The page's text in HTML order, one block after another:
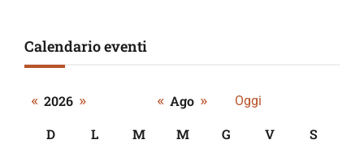
Calendario eventi
« 2026 » « Ago » Oggi
D L M M G V S